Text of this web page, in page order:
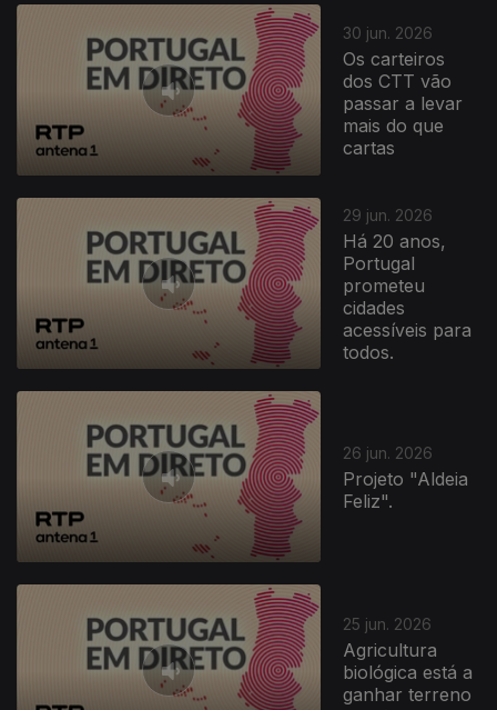
30 jun. 2026
Os carteiros
dos CTT vão
passar a levar
mais do que
cartas
29 jun. 2026
Há 20 anos,
Portugal
prometeu
cidades
acessíveis para
todos.
26 jun. 2026
Projeto "Aldeia
Feliz".
25 jun. 2026
Agricultura
biológica está a
ganhar terreno